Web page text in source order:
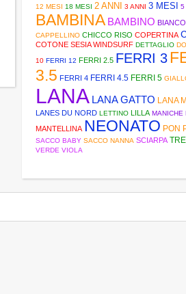
12 MESI 18 MESI 2 ANNI 3 ANNI 3 MESI 5
BAMBINA BAMBINO BIANCO
CAPPELLINO CHICCO RISO COPERTINA
COTONE SESIA WINDSURF DETTAGLIO
10 FERRI 12 FERRI 2.5 FERRI 3
3.5 FERRI 4 FERRI 4.5 FERRI 5
LANA LANA GATTO LANA
LANES DU NORD LETTINO LILLA MANICHE
MANTELLINA NEONATO PON
SACCO BABY SACCO NANNA SCIARPA
VERDE VIOLA